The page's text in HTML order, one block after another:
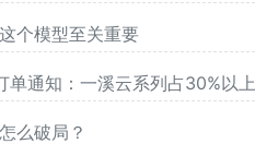
个模型至关重要
单通知：一溪云系列占30%以
么破局？